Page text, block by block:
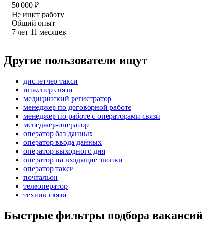
50 000 ₽
Не ищет работу
Общий опыт
7 лет 11 месяцев
Другие пользователи ищут
диспетчер такси
инженер связи
медицинский регистратор
менеджер по договорной работе
менеджер по работе с операторами связи
менеджер-оператор
оператор баз данных
оператор ввода данных
оператор выходного дня
оператор на входящие звонки
оператор такси
почтальон
телеоператор
техник связи
Быстрые фильтры подбора вакансий